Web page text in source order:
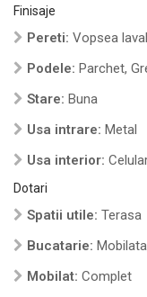
Finisaje
Pereti: Vopsea
Podele: Parchet,
Stare: Buna
Usa intrare: Metal
Usa interior:
Dotari
Spatii utile: Terasa
Bucatarie:
Mobilat: Complet